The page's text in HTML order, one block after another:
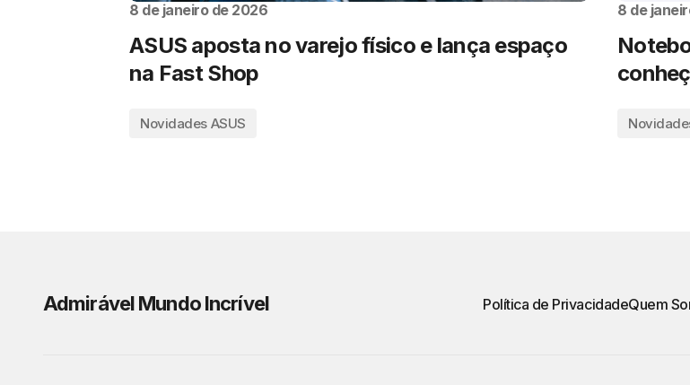
8 de janeiro de 2026
ASUS aposta no varejo físico e lança espaço
na Fast Shop
Novidades ASUS
8 de
Admirável Mundo Incrível Política de PrivacidadeQuem